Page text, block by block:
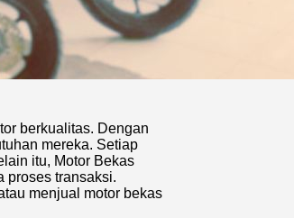
berkualitas. Dengan
mereka. Setiap
itu, Motor Bekas
proses transaksi.
menjual motor bekas